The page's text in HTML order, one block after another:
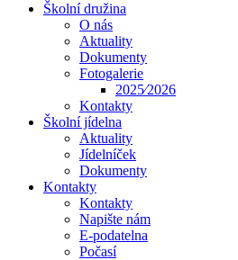
Školní družina
O nás
Aktuality
Dokumenty
Fotogalerie
2025⁄2026
Kontakty
Školní jídelna
Aktuality
Jídelníček
Dokumenty
Kontakty
Kontakty
Napište nám
E-podatelna
Počasí